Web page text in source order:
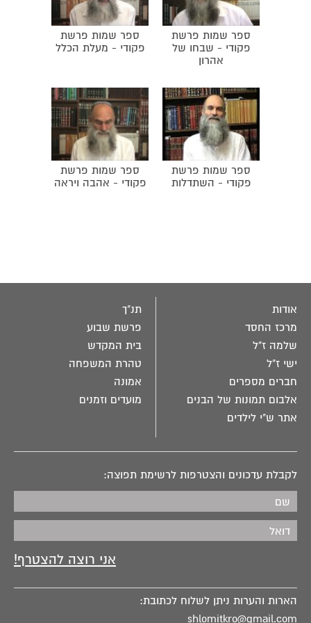
ספר שמות פרשת
פקודי - שבחו של
אהרון
ספר שמות פרשת
פקודי - מעלת הכלל
ספר שמות פרשת
פקודי - השתדלות
ספר שמות פרשת
פקודי - אהבה ויראה
אודות
מרכז החסד
שלמה ז"ל
ישי ז"ל
חברים מספרים
אלבום תמונות של הבנים
אתר ש"י לילדים
תנ"ך
פרשת שבוע
בית המקדש
טהרת המשפחה
אמונה
מועדים וזמנים
לקבלת עדכונים והצטרפות לרשימת תפוצה:
הארות והערות ניתן לשלוח לכתובת:
shlomitkro@gmail.com